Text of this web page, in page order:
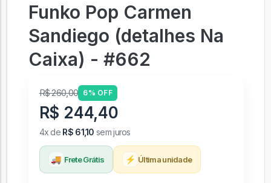
Funko Pop Carmen
Sandiego (detalhes Na
Caixa) - #662
R$ 260,00 6% OFF
R$ 244,40
4x de R$ 61,10 sem juros
🚚 Frete Grátis ⚡ Última unidade